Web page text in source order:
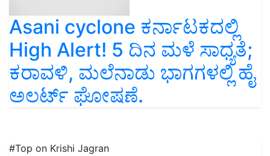
Asani cyclone ಕರ್ನಾಟಕದಲ್ಲಿ
High Alert! 5 ದಿನ ಮಳೆ ಸಾಧ್ಯತೆ;
ಕರಾವಳಿ, ಮಲೆನಾಡು ಭಾಗಗಳಲ್ಲಿ ಹೈ
ಅಲರ್ಟ್ ಘೋಷಣೆ.
ಪಿ.ಎಂ. ಕಿಸಾನ್